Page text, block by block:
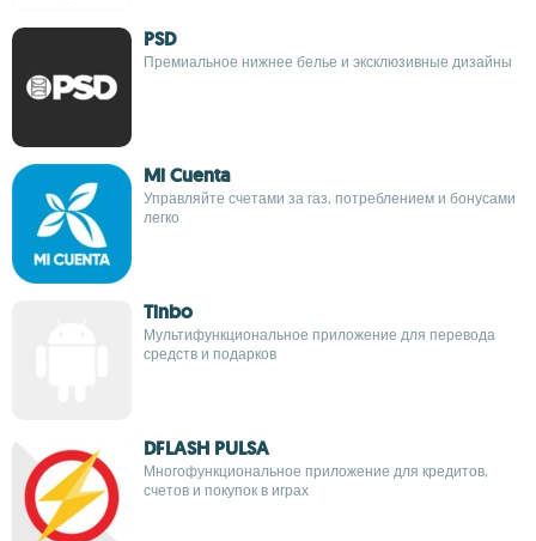
PSD
Премиальное нижнее белье и эксклюзивные дизайны
Mi Cuenta
Управляйте счетами за газ, потреблением и бонусами
легко
Tinbo
Мультифункциональное приложение для перевода
средств и подарков
DFLASH PULSA
Многофункциональное приложение для кредитов,
счетов и покупок в играх